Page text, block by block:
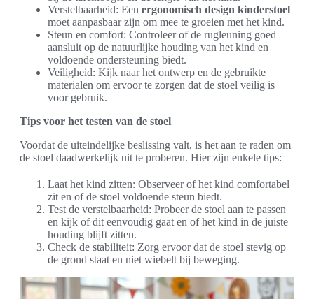
Verstelbaarheid: Een ergonomisch design kinderstoel
moet aanpasbaar zijn om mee te groeien met het kind.
Steun en comfort: Controleer of de rugleuning goed
aansluit op de natuurlijke houding van het kind en
voldoende ondersteuning biedt.
Veiligheid: Kijk naar het ontwerp en de gebruikte
materialen om ervoor te zorgen dat de stoel veilig is
voor gebruik.
Tips voor het testen van de stoel
Voordat de uiteindelijke beslissing valt, is het aan te raden om
de stoel daadwerkelijk uit te proberen. Hier zijn enkele tips:
Laat het kind zitten: Observeer of het kind comfortabel
zit en of de stoel voldoende steun biedt.
Test de verstelbaarheid: Probeer de stoel aan te passen
en kijk of dit eenvoudig gaat en of het kind in de juiste
houding blijft zitten.
Check de stabiliteit: Zorg ervoor dat de stoel stevig op
de grond staat en niet wiebelt bij beweging.